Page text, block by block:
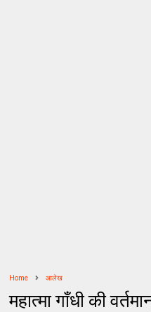
Home आलेख
महात्मा गाँधी की